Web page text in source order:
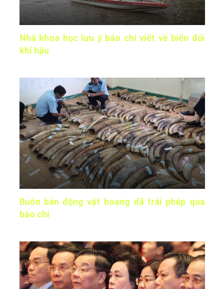
Nhà khoa học lưu ý báo chí viết về biến đổi
khí hậu
Buôn bán động vật hoang dã trái phép qua
báo chí